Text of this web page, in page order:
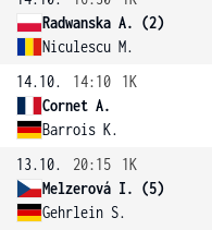
Radwanska A. (2)
Niculescu M.
14.10.
14:10
1K
Cornet A.
Barrois K.
13.10.
20:15
1K
Melzerová I. (5)
Gehrlein S.